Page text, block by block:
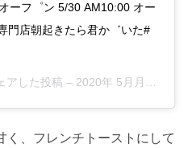
ーフ゜ン 5/30 AM10:00 オー
門店朝起きたら君か゛いた#
アした投稿 – 2020年 5月月28日午後3時22分PDT
く、フレンチトーストにして